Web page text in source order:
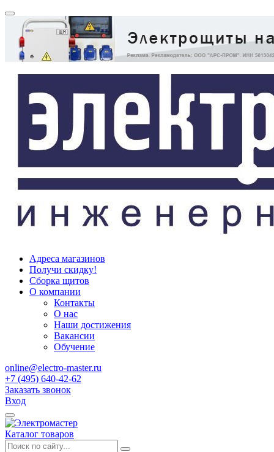
Адреса магазинов
Получи скидку!
Сборка щитов
О компании
Контакты
О нас
Наши достижения
Вакансии
Обучение
online@electro-master.ru
+7 (495) 640-42-62
Заказать звонок
Вход
Каталог товаров